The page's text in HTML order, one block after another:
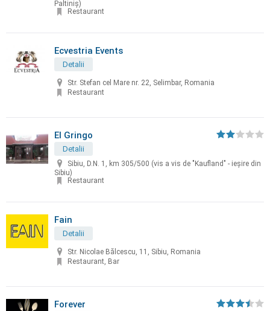
Paltiniș)
Restaurant
Ecvestria Events
Detalii
Str. Stefan cel Mare nr. 22, Selimbar, Romania
Restaurant
El Gringo
Detalii
Sibiu, D.N. 1, km 305/500 (vis a vis de "Kaufland" - ieșire din
Sibiu)
Restaurant
Fain
Detalii
Str. Nicolae Bălcescu, 11, Sibiu, Romania
Restaurant, Bar
Forever